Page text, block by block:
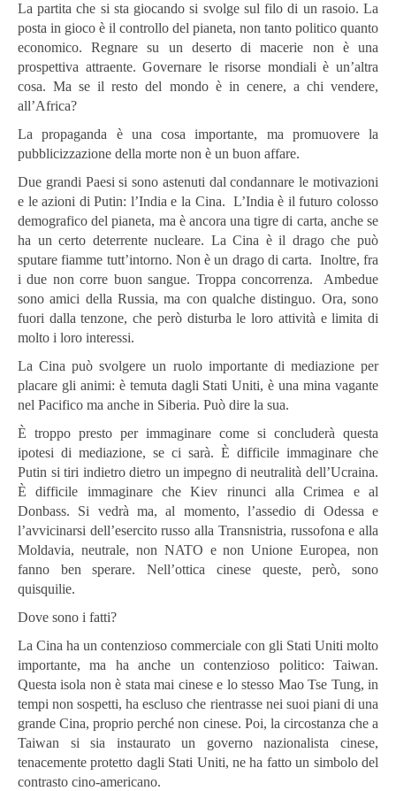
La partita che si sta giocando si svolge sul filo di un rasoio. La
posta in gioco è il controllo del pianeta, non tanto politico quanto
economico. Regnare su un deserto di macerie non è una
prospettiva attraente. Governare le risorse mondiali è un’altra
cosa. Ma se il resto del mondo è in cenere, a chi vendere,
all’Africa?
La propaganda è una cosa importante, ma promuovere la
pubblicizzazione della morte non è un buon affare.
Due grandi Paesi si sono astenuti dal condannare le motivazioni
e le azioni di Putin: l’India e la Cina. L’India è il futuro colosso
demografico del pianeta, ma è ancora una tigre di carta, anche se
ha un certo deterrente nucleare. La Cina è il drago che può
sputare fiamme tutt’intorno. Non è un drago di carta. Inoltre, fra
i due non corre buon sangue. Troppa concorrenza. Ambedue
sono amici della Russia, ma con qualche distinguo. Ora, sono
fuori dalla tenzone, che però disturba le loro attività e limita di
molto i loro interessi.
La Cina può svolgere un ruolo importante di mediazione per
placare gli animi: è temuta dagli Stati Uniti, è una mina vagante
nel Pacifico ma anche in Siberia. Può dire la sua.
È troppo presto per immaginare come si concluderà questa
ipotesi di mediazione, se ci sarà. È difficile immaginare che
Putin si tiri indietro dietro un impegno di neutralità dell’Ucraina.
È difficile immaginare che Kiev rinunci alla Crimea e al
Donbass. Si vedrà ma, al momento, l’assedio di Odessa e
l’avvicinarsi dell’esercito russo alla Transnistria, russofona e alla
Moldavia, neutrale, non NATO e non Unione Europea, non
fanno ben sperare. Nell’ottica cinese queste, però, sono
quisquilie.
Dove sono i fatti?
La Cina ha un contenzioso commerciale con gli Stati Uniti molto
importante, ma ha anche un contenzioso politico: Taiwan.
Questa isola non è stata mai cinese e lo stesso Mao Tse Tung, in
tempi non sospetti, ha escluso che rientrasse nei suoi piani di una
grande Cina, proprio perché non cinese. Poi, la circostanza che a
Taiwan si sia instaurato un governo nazionalista cinese,
tenacemente protetto dagli Stati Uniti, ne ha fatto un simbolo del
contrasto cino-americano.